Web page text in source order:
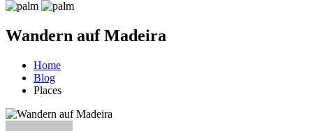
Wandern auf Madeira
Home
Blog
Places